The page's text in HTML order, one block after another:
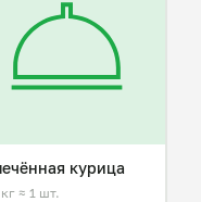
курица
≈ 1 шт.